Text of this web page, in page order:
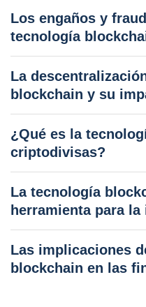
Los engaños y
tecnología
La
blockchain y su
¿Qué es la
criptodivisas?
La tecnología
herramienta para
Las implicaciones
blockchain en las